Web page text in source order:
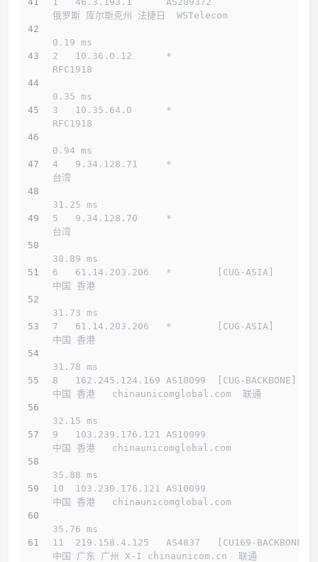
俄罗斯 库尔斯克州 法捷日  WSTelecom
0.19 ms
2   10.36.0.12      *
RFC1918
0.35 ms
3   10.35.64.0      *
RFC1918
0.94 ms
4   9.34.128.71     *
台湾
31.25 ms
5   9.34.128.70     *
台湾
30.89 ms
6   61.14.203.206   *        [CUG-ASIA]
中国 香港
31.73 ms
7   61.14.203.206   *        [CUG-ASIA]
中国 香港
31.78 ms
8   162.245.124.169 AS10099  [CUG-BACKBONE]
中国 香港   chinaunicomglobal.com  联通
32.15 ms
9   103.239.176.121 AS10099
中国 香港   chinaunicomglobal.com
35.88 ms
10  103.239.176.121 AS10099
中国 香港   chinaunicomglobal.com
35.76 ms
11  219.158.4.125   AS4837   [CU169-BACKBONE]
中国 广东 广州 X-I chinaunicom.cn  联通